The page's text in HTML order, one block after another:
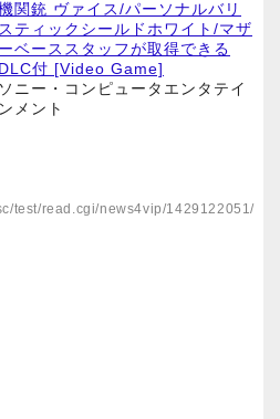
関銃 ヴァイス/パーソナルバリ
スティックシールドホワイト/マザ
ーベーススタッフが取得できる
DLC付 [Video Game]
ソニー・コンピュータエンタテイ
ンメント
test/read.cgi/news4vip/1429122051/